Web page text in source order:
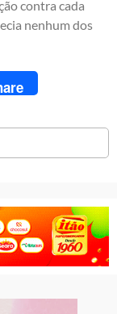
contra cada
nenhum dos